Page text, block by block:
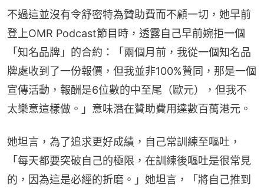
不過這並沒有令舒密特為贊助費而不顧一切，她早前
登上OMR Podcast節目時，透露自己早前婉拒一個
「知名品牌」的合約：「兩個月前，我從一個知名品
牌處收到了一份報價，但我並非100%贊同，那是一個
宣傳活動，報酬是6位數的中至尾（歐元），但我不
太樂意這樣做。」意味潛在贊助費用達數百萬港元。
她坦言，為了追求更好成績，自己常訓練至嘔吐，
「每天都要突破自己的極限，在訓練後嘔吐是很常見
的，因為這是必經的折磨。」她坦言，「將自己推到